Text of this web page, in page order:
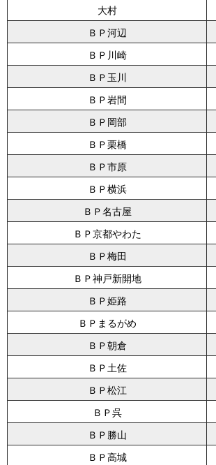
大村
ＢＰ河辺
ＢＰ川崎
ＢＰ玉川
ＢＰ岩間
ＢＰ岡部
ＢＰ栗橋
ＢＰ市原
ＢＰ横浜
ＢＰ名古屋
ＢＰ京都やわた
ＢＰ梅田
ＢＰ神戸新開地
ＢＰ姫路
ＢＰまるがめ
ＢＰ朝倉
ＢＰ土佐
ＢＰ松江
ＢＰ呉
ＢＰ勝山
ＢＰ高城